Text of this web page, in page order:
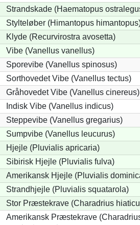
Strandskade (Haematopus
Stylteløber (Himantopus
Klyde (Recurvirostra avosetta)
Vibe (Vanellus vanellus)
Sporevibe (Vanellus spinosus)
Sorthovedet Vibe (Vanellus tectus)
Gråhovedet Vibe (Vanellus cinereus)
Indisk Vibe (Vanellus indicus)
Steppevibe (Vanellus gregarius)
Sumpvibe (Vanellus leucurus)
Hjejle (Pluvialis apricaria)
Sibirisk Hjejle (Pluvialis fulva)
Amerikansk Hjejle (Pluvialis
Strandhjejle (Pluvialis squatarola)
Stor Præstekrave (Charadrius
Amerikansk Præstekrave